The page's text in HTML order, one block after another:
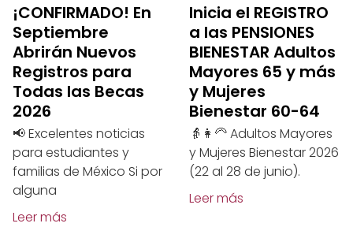
¡CONFIRMADO! En
Septiembre
Abrirán Nuevos
Registros para
Todas las Becas
2026
📢 Excelentes noticias
para estudiantes y
familias de México Si por
alguna
Leer más
Inicia el REGISTRO
a las PENSIONES
BIENESTAR Adultos
Mayores 65 y más
y Mujeres
Bienestar 60-64
👵👩‍🦳 Adultos Mayores
y Mujeres Bienestar 2026
(22 al 28 de junio).
Leer más